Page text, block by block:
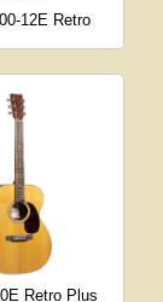
12E Retro
Retro Plus